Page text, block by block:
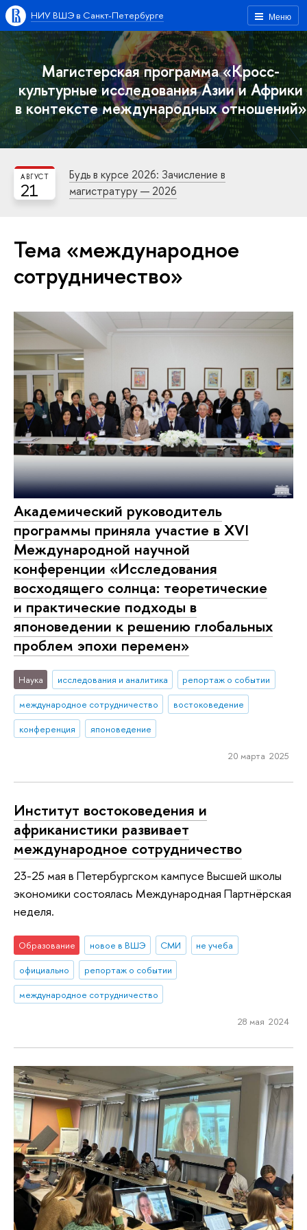
Меню
НИУ ВШЭ в Санкт-Петербурге
Магистерская программа «Кросс-
культурные исследования Азии и Африки
в контексте международных отношений»
21
АВГУСТ
Будь в курсе 2026: Зачисление в
магистратуру — 2026
Тема «международное
сотрудничество»
Академический руководитель
программы приняла участие в XVI
Международной научной
конференции «Исследования
восходящего солнца: теоретические
и практические подходы в
японоведении к решению глобальных
проблем эпохи перемен»
Наука исследования и аналитика
репортаж о событии
международное сотрудничество
востоковедение
конференция
японоведение
20 марта 2025
Институт востоковедения и
африканистики развивает
международное сотрудничество
23-25 мая в Петербургском кампусе Высшей школы
экономики состоялась Международная Партнёрская
неделя.
Образование новое в ВШЭ СМИ
не учеба
официально
репортаж о событии
международное сотрудничество
28 мая 2024